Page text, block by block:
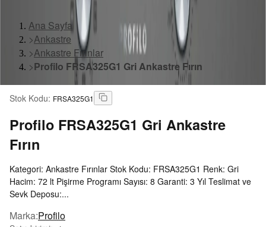
Ana Sayfa
>Ankastre
>Ankastre Fırınlar
>Profilo FRSA325G1 Gri Ankastre Fırın
Stok Kodu: FRSA325G1
Profilo FRSA325G1 Gri Ankastre
Fırın
Kategori: Ankastre Fırınlar Stok Kodu: FRSA325G1 Renk: Gri
Hacim: 72 lt Pişirme Programı Sayısı: 8 Garanti: 3 Yıl Teslimat ve
Sevk Deposu:...
Marka:Profilo